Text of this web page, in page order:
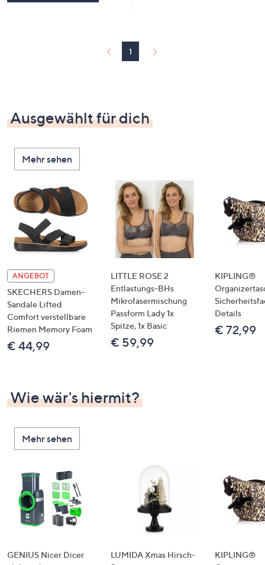
1
Ausgewählt für dich
Mehr sehen
ANGEBOT
SKECHERS Damen-
Sandale Lifted
Comfort verstellbare
Riemen Memory Foam
€ 44,99
LITTLE ROSE 2
Entlastungs-BHs
Mikrofasermischung
Passform Lady 1x
Spitze, 1x Basic
€ 59,99
KIPLING®
Details
€ 72,99
Wie wär's hiermit?
Mehr sehen
GENIUS Nicer Dicer
LUMIDA Xmas Hirsch-
KIPLING®